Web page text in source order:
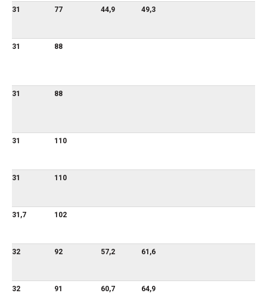
31 77 44,9 49,3
31 88
31 88
31 110
31 110
31,7 102
32 92 57,2 61,6
32 91 60,7 64,9